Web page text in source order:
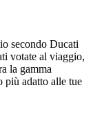
secondo Ducati
votate al viaggio,
la gamma
più adatto alle tue